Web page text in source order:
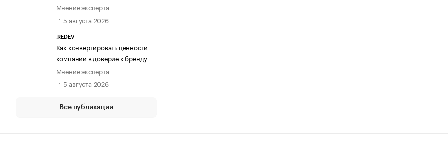
Мнение эксперта
5 августа 2026
.REDEV
Как конвертировать ценности
компании в доверие к бренду
Мнение эксперта
5 августа 2026
Все публикации